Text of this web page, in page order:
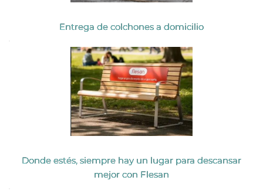
Entrega de colchones a domicilio
Donde estés, siempre hay un lugar para descansar
mejor con Flesan